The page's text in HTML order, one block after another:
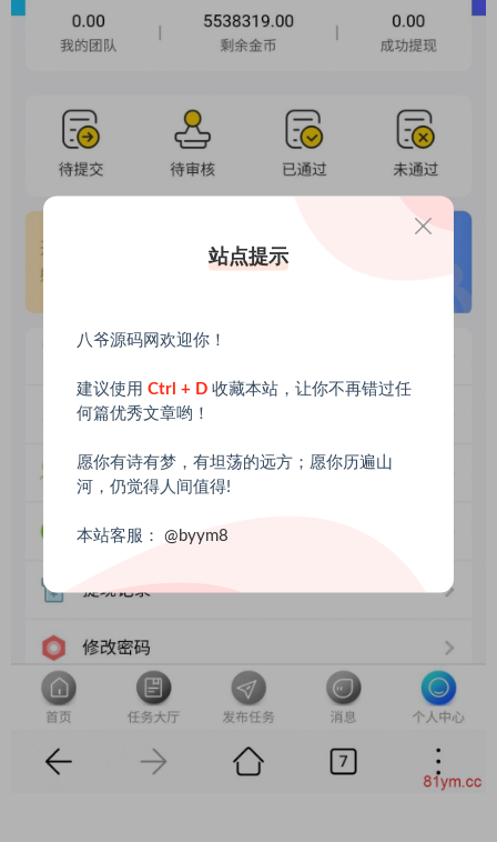
站点提示
八爷源码网欢迎你！
建议使用 Ctrl + D 收藏本站，让你不再错过任
何篇优秀文章哟！
愿你有诗有梦，有坦荡的远方；愿你历遍山
河，仍觉得人间值得!
本站客服： @byym8